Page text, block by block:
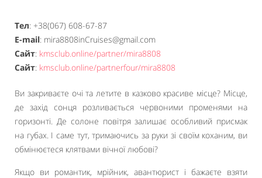
Тел: +38(067) 608-67-87
E-mail: mira8808inCruises@gmail.com
Сайт: kmsclub.online/partner/mira8808
Сайт: kmsclub.online/partnerfour/mira8808
Ви закриваєте очі та летите в казково красиве місце? Місце,
де захід сонця розливається червоними променями на
горизонті. Де солоне повітря залишає особливий присмак
на губах. І саме тут, тримаючись за руки зі своїм коханим, ви
обмінюєтеся клятвами вічної любові?
Якщо ви романтик, мрійник, авантюрист і бажаєте взяти